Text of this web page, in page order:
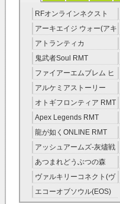
RFオンラインネクスト
RMT
アーキエイジ ウォー(アキ
ウオ) RMT
アトランティカ
RMT|Atlantica RMT
鬼武者Soul RMT
ファイアーエムブレム ヒ
ーローズ(FEヒーローズ)
RMT
アルケミアストーリー
（アルスト） RMT
オトギフロンティア RMT
Apex Legends RMT
龍が如くONLINE RMT
アッシュアームズ‐灰燼戦
線 RMT
あつまれどうぶつの森
RMT
ヴァルキリーコネクト(ヴ
ァルコネ) RMT
エコーオブソウル(EOS)